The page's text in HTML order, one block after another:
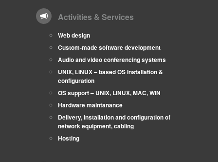
Activities & Services
Web design
Custom-made software development
Audio and video conferencing systems
UNIX, LINUX – based OS Installation &
configuration
OS support – UNIX, LINUX, MAC, WIN
Hardware maintanance
Delivery, installation and configuration of
network equipment, cabling
Hosting